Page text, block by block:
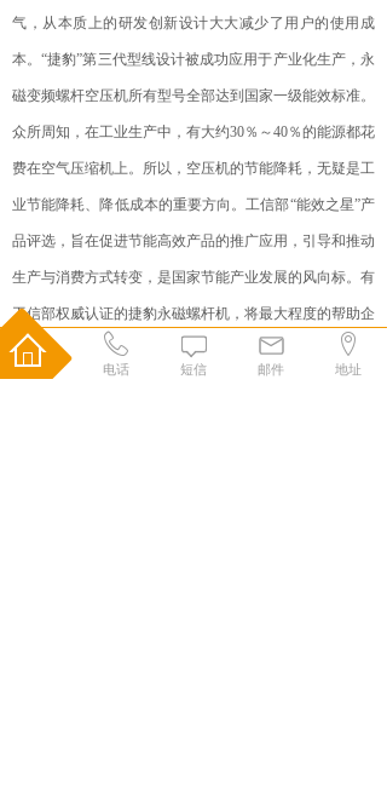
气，从本质上的研发创新设计大大减少了用户的使用成
本。“捷豹”第三代型线设计被成功应用于产业化生产，永
磁变频螺杆空压机所有型号全部达到国家一级能效标准。
众所周知，在工业生产中，有大约30％～40％的能源都花
费在空气压缩机上。所以，空压机的节能降耗，无疑是工
业节能降耗、降低成本的重要方向。工信部“能效之星”产
品评选，旨在促进节能高效产品的推广应用，引导和推动
生产与消费方式转变，是国家节能产业发展的风向标。有
工信部权威认证的捷豹永磁螺杆机，将最大程度的帮助企
业节能降耗，增强企业竞争力。
电话 短信 邮件 地址